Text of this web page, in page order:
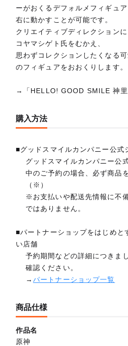
ーがおくるデフォルメフィギュ
右に動かすことが可能です。
クリエイティブディレクション
コヤマシゲト氏をむかえ、
思わずコレクションしたくなる
のフィギュアをおおくりします。
→「HELLO! GOOD SMILE 神里
購入方法
■グッドスマイルカンパニー公式
グッドスマイルカンパニー公
中のご予約の場合、必ず商品
（※）
※お支払いや配送先情報に不
ではありません。
■パートナーショップをはじめと
い店舗
予約期間などの詳細につきま
確認ください。
→パートナーショップ一覧
商品仕様
作品名
原神